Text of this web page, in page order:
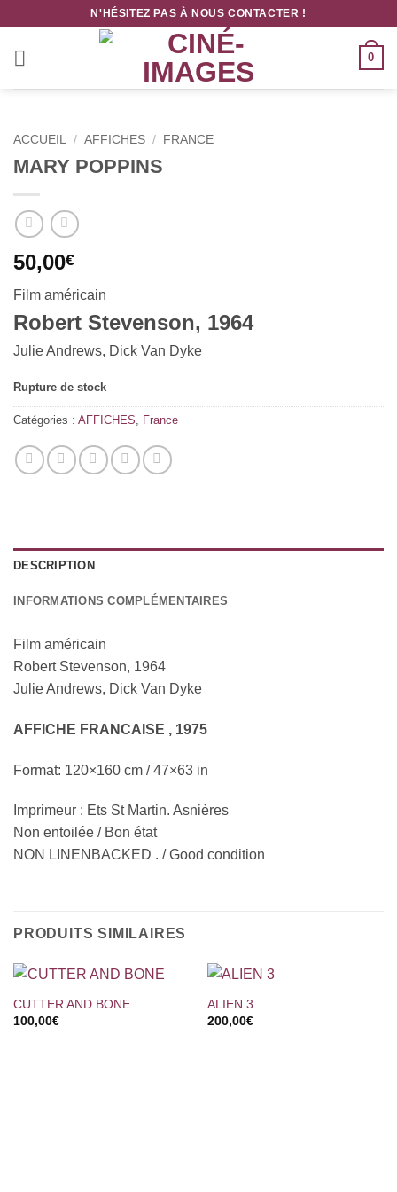
contenu
N'HÉSITEZ PAS À NOUS CONTACTER !
0
ACCUEIL / AFFICHES / FRANCE
MARY POPPINS
50,00€
Film américain
Robert Stevenson, 1964
Julie Andrews, Dick Van Dyke
Rupture de stock
Catégories : AFFICHES, France
DESCRIPTION
INFORMATIONS COMPLÉMENTAIRES
Film américain
Robert Stevenson, 1964
Julie Andrews, Dick Van Dyke
AFFICHE FRANCAISE , 1975
Format: 120×160 cm / 47×63 in
Imprimeur : Ets St Martin. Asnières
Non entoilée / Bon état
NON LINENBACKED . / Good condition
PRODUITS SIMILAIRES
CUTTER AND BONE
100,00€
ALIEN 3
200,00€